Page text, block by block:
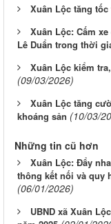
Xuân Lộc tăng
Xuân Lộc: Cấm
Lê Duẩn trong thời
Xuân Lộc kiểm
(09/03/2026)
Xuân Lộc tăng
khoáng sản (10/03/
Những tin cũ hơn
Xuân Lộc: Đẩy
thông kết nối và quy
(06/01/2026)
UBND xã Xuân